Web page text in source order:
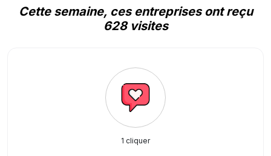
Cette semaine, ces entreprises ont reçu
628 visites
1 cliquer